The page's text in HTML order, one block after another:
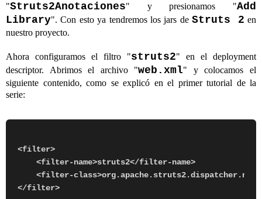
"Struts2Anotaciones" y presionamos "Add
Library". Con esto ya tendremos los jars deStruts 2 en
nuestro proyecto.
Ahora configuramos el filtro "struts2" en el deployment
descriptor. Abrimos el archivo "web.xml" y colocamos el
siguiente contenido, como se explicó en el primer tutorial de la
serie:
<filter>
    <filter-name>struts2</filter-name>
<filter-
</filter>